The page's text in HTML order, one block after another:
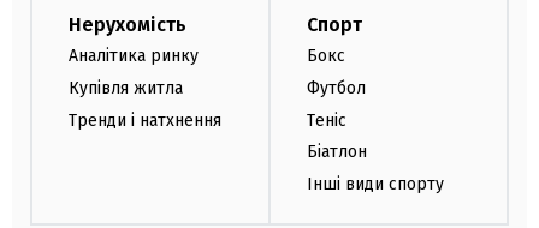
Нерухомість
Аналітика ринку
Купівля житла
Тренди і натхнення
Спорт
Бокс
Футбол
Теніс
Біатлон
Інші види спорту